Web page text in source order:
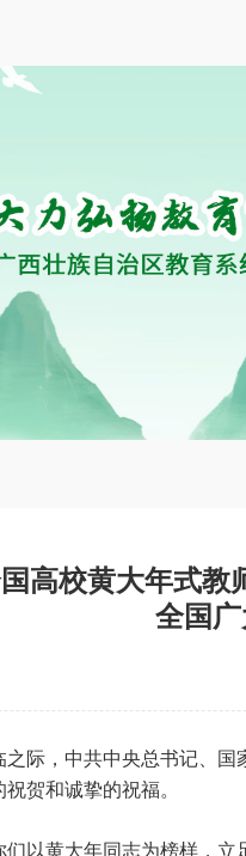
高校黄大年式
全国
际，中共中央总书记、
贺和诚挚的祝福。
以黄大年同志为榜样，